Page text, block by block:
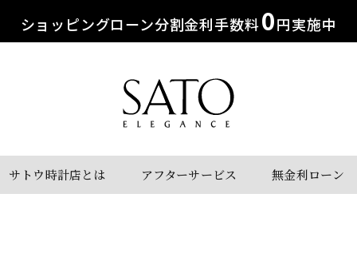
ショッピングローン分割金利手数料0円実施中
サトウ時計店とは アフターサービス 無金利ローン